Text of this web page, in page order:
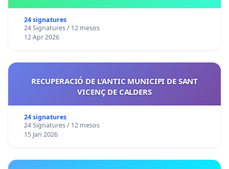
24 signatures
24 Signatures / 12 mesos
12 Apr 2026
RECUPERACIÓ DE L'ANTIC MUNICIPI DE SANT
VICENÇ DE CALDERS
24 signatures
24 Signatures / 12 mesos
15 Jan 2026